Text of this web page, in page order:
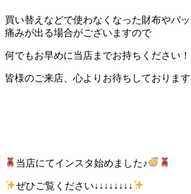
買い替えなどで使わなくなった財布やバ
痛みが出る場合がございますので
何でもお早めに当店までお持ちください！
皆様のご来店、心よりお待ちしております
当店にてインスタ始めました♪
ぜひご覧ください↓↓↓↓↓↓↓↓